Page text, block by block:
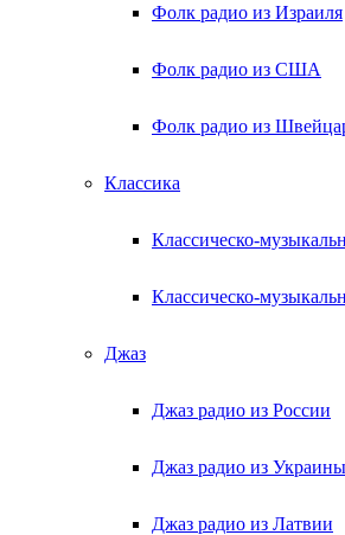
Фолк радио из Израиля
Фолк радио из США
Фолк радио из
Классика
Классическо-
Классическо-
Джаз
Джаз радио из России
Джаз радио из Украины
Джаз радио из Латвии